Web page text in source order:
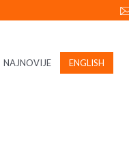
NAJNOVIJE ENGLISH